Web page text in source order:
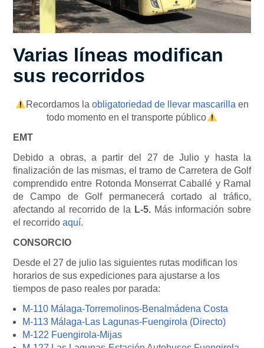
Varias líneas modifican
sus recorridos
Recordamos laobligatoriedad de llevar mascarilla en
todo momento en el transporte público
EMT
Debido a obras, a partir del 27 de Julio y hasta la
finalización de las mismas, el tramo de Carretera de Golf
comprendido entre Rotonda Monserrat Caballé y Ramal
de Campo de Golf permanecerá cortado al tráfico,
afectando al recorrido de la L-5.Más información sobre
el recorrido aquí.
CONSORCIO
Desde el 27 de julio las siguientes rutas modifican los
horarios de sus expediciones para ajustarse a los
tiempos de paso reales por parada:
M-110 Málaga-Torremolinos-Benalmádena Costa
M-113 Málaga-Las Lagunas-Fuengirola (Directo)
M-122 Fuengirola-Mijas